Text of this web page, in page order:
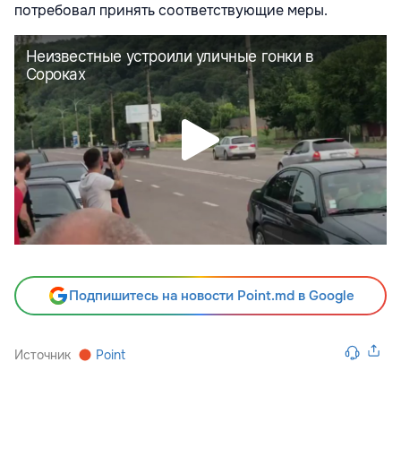
потребовал принять соответствующие меры.
Подпишитесь на новости Point.md в Google
Источник Point